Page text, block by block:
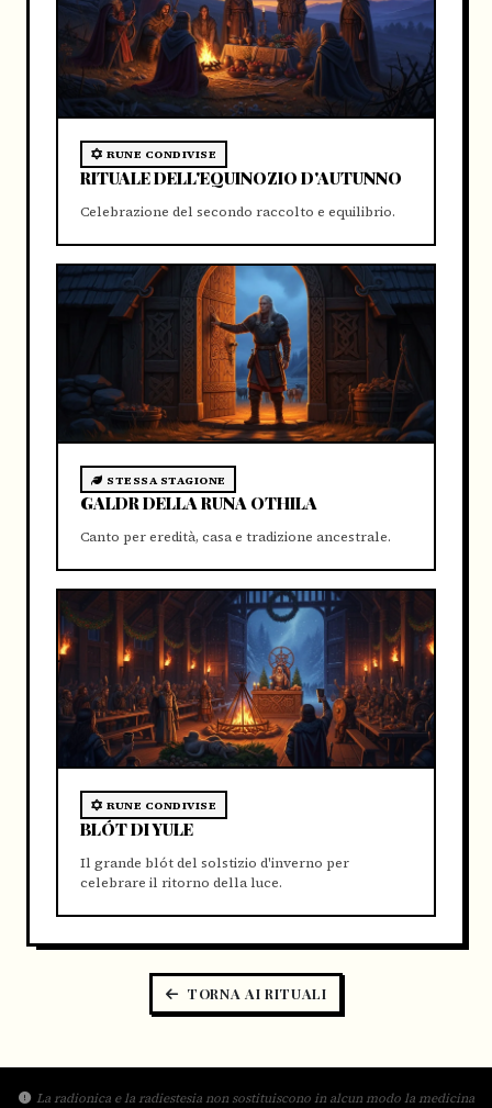
RUNE CONDIVISE
RITUALE DELL'EQUINOZIO D'AUTUNNO
Celebrazione del secondo raccolto e equilibrio.
STESSA STAGIONE
GALDR DELLA RUNA OTHILA
Canto per eredità, casa e tradizione ancestrale.
RUNE CONDIVISE
BLÓT DI YULE
Il grande blót del solstizio d'inverno per
celebrare il ritorno della luce.
TORNA AI RITUALI
La radionica e la radiestesia non sostituiscono in alcun modo la medicina